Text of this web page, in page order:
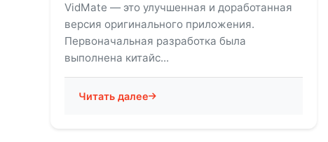
VidMate — это улучшенная и доработанная
версия оригинального приложения.
Первоначальная разработка была
выполнена китайс...
Читать далее